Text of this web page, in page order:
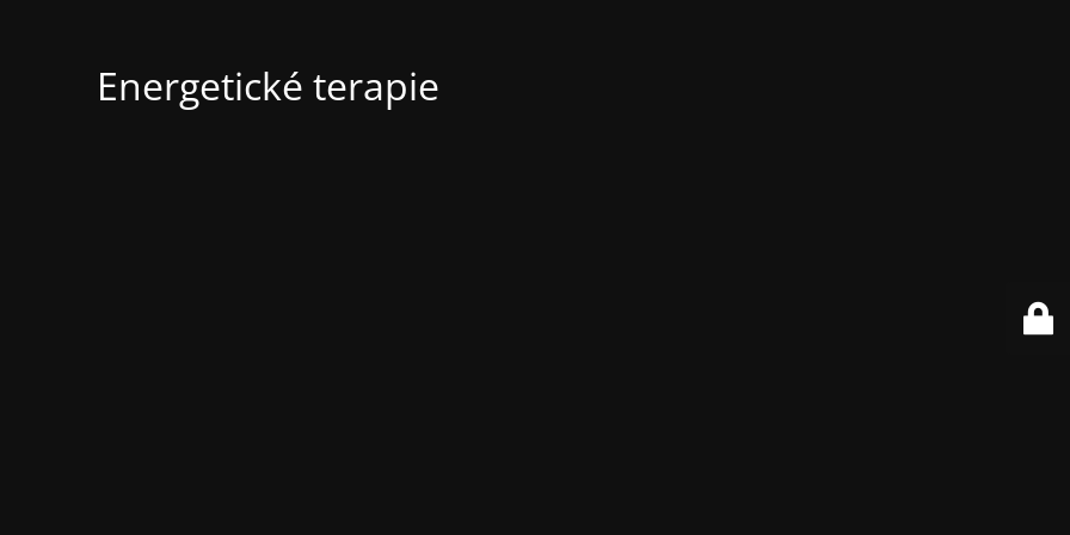
Energetické terapie